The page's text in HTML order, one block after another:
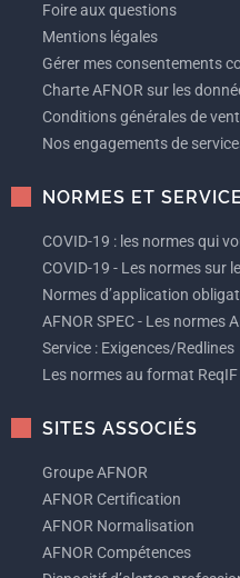
Foire aux questions
Mentions légales
Gérer mes consentements
Charte AFNOR sur les
Conditions générales de
Nos engagements de
NORMES ET
COVID-19 : les normes qui
COVID-19 - Les normes sur
Normes d’application
AFNOR SPEC - Les normes
Service : Exigences/Redlines
Les normes au format ReqIF
SITES ASSOCIÉS
Groupe AFNOR
AFNOR Certification
AFNOR Normalisation
AFNOR Compétences